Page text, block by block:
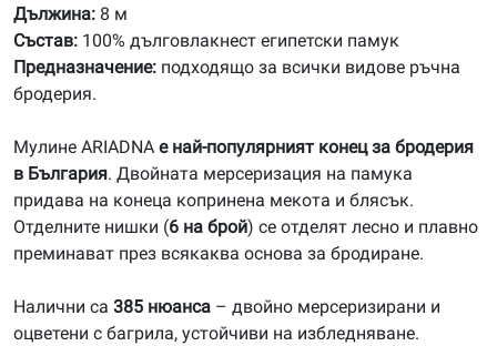
Дължина: 8 м
Състав: 100% дълговлакнест египетски памук
Предназначение: подходящо за всички видове ръчна
бродерия.
Мулине ARIADNA е най-популярният конец за бродерия
в България. Двойната мерсеризация на памука
придава на конеца копринена мекота и блясък.
Отделните нишки (6 на брой) се отделят лесно и плавно
преминават през всякаква основа за бродиране.
Налични са 385 нюанса – двойно мерсеризирани и
оцветени с багрила, устойчиви на избледняване.